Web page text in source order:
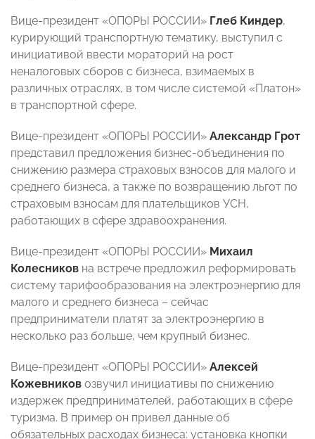
Вице-президент «ОПОРЫ РОССИИ» Глеб Киндер,
курирующий транспортную тематику, выступил с
инициативой ввести мораторий на рост
неналоговых сборов с бизнеса, взимаемых в
различных отраслях, в том числе системой «Платон»
в транспортной сфере.
Вице-президент «ОПОРЫ РОССИИ» Александр Грот
представил предложения бизнес-объединения по
снижению размера страховых взносов для малого и
среднего бизнеса, а также по возвращению льгот по
страховым взносам для плательщиков УСН,
работающих в сфере здравоохранения.
Вице-президент «ОПОРЫ РОССИИ» Михаил
Колесников на встрече предложил реформировать
систему тарифообразования на электроэнергию для
малого и среднего бизнеса – сейчас
предприниматели платят за электроэнергию в
несколько раз больше, чем крупный бизнес.
Вице-президент «ОПОРЫ РОССИИ» Алексей
Кожевников озвучил инициативы по снижению
издержек предпринимателей, работающих в сфере
туризма. В пример он привел данные об
обязательных расходах бизнеса: установка кнопки